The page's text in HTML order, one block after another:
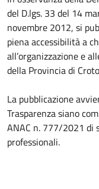
del D.lgs. 33 del 14
novembre 2012, si
piena accessibilità a
all’organizzazione e
della Provincia di
La pubblicazione
Trasparenza siano
ANAC n. 777/2021 di
professionali.